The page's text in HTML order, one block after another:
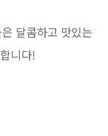
달콤하고 맛있는
니다!